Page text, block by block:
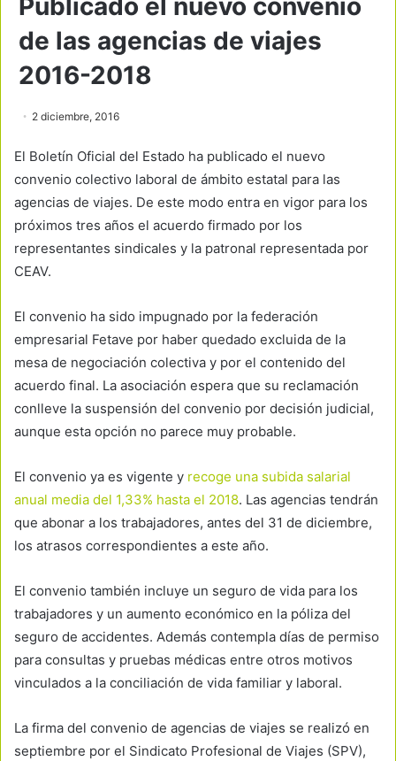
Publicado el nuevo convenio
de las agencias de viajes
2016-2018
2 diciembre, 2016
El Boletín Oficial del Estado ha publicado el nuevo
convenio colectivo laboral de ámbito estatal para las
agencias de viajes. De este modo entra en vigor para los
próximos tres años el acuerdo firmado por los
representantes sindicales y la patronal representada por
CEAV.
El convenio ha sido impugnado por la federación
empresarial Fetave por haber quedado excluida de la
mesa de negociación colectiva y por el contenido del
acuerdo final. La asociación espera que su reclamación
conlleve la suspensión del convenio por decisión judicial,
aunque esta opción no parece muy probable.
El convenio ya es vigente y recoge una subida salarial
anual media del 1,33% hasta el 2018. Las agencias tendrán
que abonar a los trabajadores, antes del 31 de diciembre,
los atrasos correspondientes a este año.
El convenio también incluye un seguro de vida para los
trabajadores y un aumento económico en la póliza del
seguro de accidentes. Además contempla días de permiso
para consultas y pruebas médicas entre otros motivos
vinculados a la conciliación de vida familiar y laboral.
La firma del convenio de agencias de viajes se realizó en
septiembre por el Sindicato Profesional de Viajes (SPV),